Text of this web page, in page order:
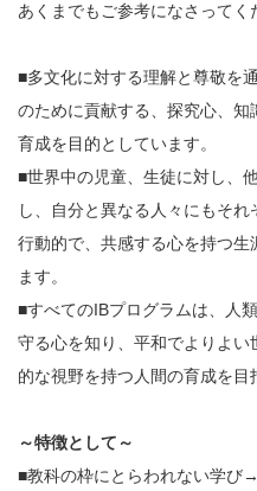
あくまでもご参考になさってく
■多文化に対する理解と尊敬を
のために貢献する、探究心、
育成を目的としています。
■世界中の児童、生徒に対し、
し、自分と異なる人々にもそれ
行動的で、共感する心を持つ
ます。
■すべてのIBプログラムは、人
守る心を知り、平和でよりよ
的な視野を持つ人間の育成を目
～特徴として～
■教科の枠にとらわれない学